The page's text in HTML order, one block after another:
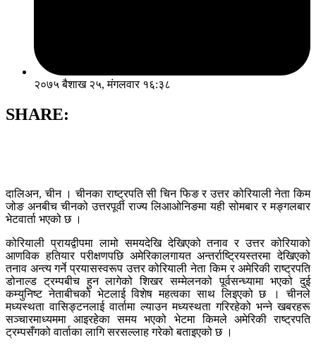
२०७५ बैशाख २५, मंगलवार १६:३८
SHARE:
दालिअन, चीन । चीनका राष्ट्रपति सी चिन फिङ र उत्तर कोरियाली नेता किम
जोङ अनबीच चीनको उत्तरपूर्वी राज्य लिआओनिङमा यही सोमबार र मङ्गलबार
भेटवार्ता भएको छ ।
कोरियाली प्रायद्वीपमा लामो समयदेखि देखिएको तनाव र उत्तर कोरियाको
आणविक हतियार परीक्षणपछि अमेरिकालगायत अन्तर्राष्ट्रियस्तरमा देखिएको
तनाव अन्त्य गर्ने प्रयासस्वरूप उत्तर कोरियाली नेता किम र अमेरिकी राष्ट्रपति
डोनाल्ड ट्रम्पबीच हुन लागेको शिखर सम्मेलनको पूर्वसन्ध्यामा भएको दुई
कम्युनिष्ट नेताबीचको भेटलाई विशेष महत्वका साथ लिइएको छ । चीनले
मध्यस्थता वासिङ्टनलाई वार्तामा ल्याउन मध्यस्थता गरिरहेको भन्ने खबरहरू
सञ्चारमाध्यममा आइरहेका समय भएको भेटमा किमले अमेरिकी राष्ट्रपति
ट्रम्पसँगको वार्ताका लागि सरसल्लाह गरेको बताइएको छ ।